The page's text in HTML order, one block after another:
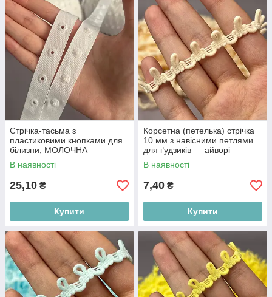
Стрічка-тасьма з
пластиковими кнопками для
білизни, МОЛОЧНА
В наявності
25,10 ₴
Купити
Корсетна (петелька) стрічка
10 мм з навісними петлями
для ґудзиків — айворі
В наявності
7,40 ₴
Купити